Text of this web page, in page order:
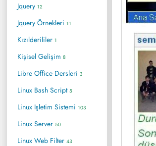
Jquery 12
Jquery Örnekleri 11
Kızılderililer 1
Kişisel Gelişim 8
Libre Office Dersleri 3
Linux Bash Script 5
Linux Işletim Sistemi 103
Linux Server 50
Linux Web Filter 43